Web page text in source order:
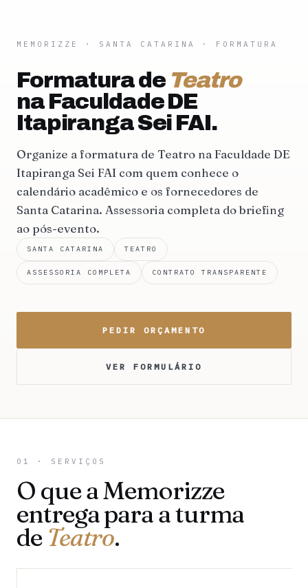
MEMORIZZE · SANTA CATARINA · FORMATURA
Formatura de Teatro
na Faculdade DE
Itapiranga Sei FAI.
Organize a formatura de Teatro na Faculdade DE
Itapiranga Sei FAI com quem conhece o
calendário acadêmico e os fornecedores de
Santa Catarina. Assessoria completa do briefing
ao pós-evento.
SANTA CATARINA TEATRO
ASSESSORIA COMPLETA CONTRATO TRANSPARENTE
PEDIR ORÇAMENTO
VER FORMULÁRIO
01 · SERVIÇOS
O que a Memorizze
entrega para a turma
de Teatro.